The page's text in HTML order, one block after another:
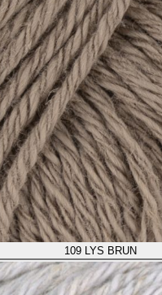
109 LYS BRUN